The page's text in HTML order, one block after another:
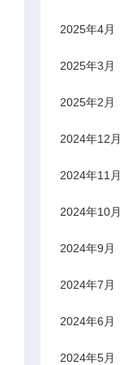
2025年4月
2025年3月
2025年2月
2024年12月
2024年11月
2024年10月
2024年9月
2024年7月
2024年6月
2024年5月